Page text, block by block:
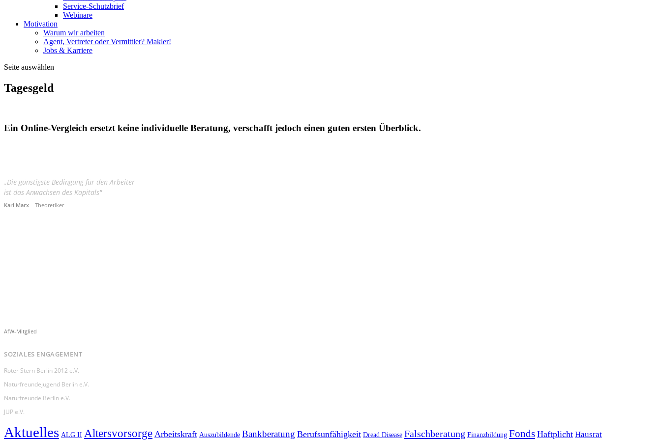
Service-Schutzbrief
Webinare
Motivation
Warum wir arbeiten
Agent, Vertreter oder Vermittler? Makler!
Jobs & Karriere
Seite auswählen
Tagesgeld
Ein Online-Vergleich ersetzt keine individuelle Beratung, verschafft jedoch einen guten ersten Überblick.
„Die günstigste Bedingung für den Arbeiter
ist das Anwachsen des Kapitals"
Karl Marx – Theoretiker
AfW-Mitglied
SOZIALES ENGAGEMENT
Roter Stern Berlin 2012 e.V.
Naturfreundejugend Berlin e.V.
Naturfreunde Berlin e.V.
JUP e.V.
Aktuelles ALG II Altersvorsorge Arbeitskraft Auszubildende Bankberatung Berufsunfähigkeit Dread Disease Falschberatung Finanzbildung Fonds Haftplicht Hausrat